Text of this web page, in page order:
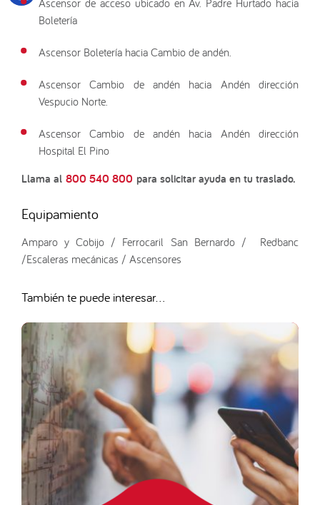
Ascensor de acceso ubicado en Av. Padre Hurtado hacia
Boletería
Ascensor Boletería hacia Cambio de andén.
Ascensor Cambio de andén hacia Andén dirección
Vespucio Norte.
Ascensor Cambio de andén hacia Andén dirección
Hospital El Pino
Llama al 800 540 800 para solicitar ayuda en tu traslado.
Equipamiento
Amparo y Cobijo / Ferrocaril San Bernardo / Redbanc
/Escaleras mecánicas / Ascensores
También te puede interesar...